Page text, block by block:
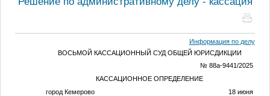
Информация по делу
ВОСЬМОЙ КАССАЦИОННЫЙ СУД ОБЩЕЙ ЮРИСДИКЦИИ
№ 88а-9441/2025
КАССАЦИОННОЕ ОПРЕДЕЛЕНИЕ
город Кемерово 18 июня